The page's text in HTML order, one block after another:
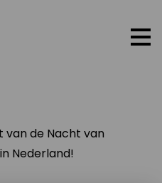
van de Nacht van
Nederland!